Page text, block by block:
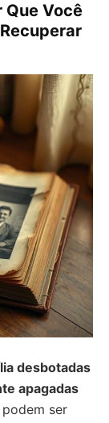
Que Você
desbotadas
apagadas
ser